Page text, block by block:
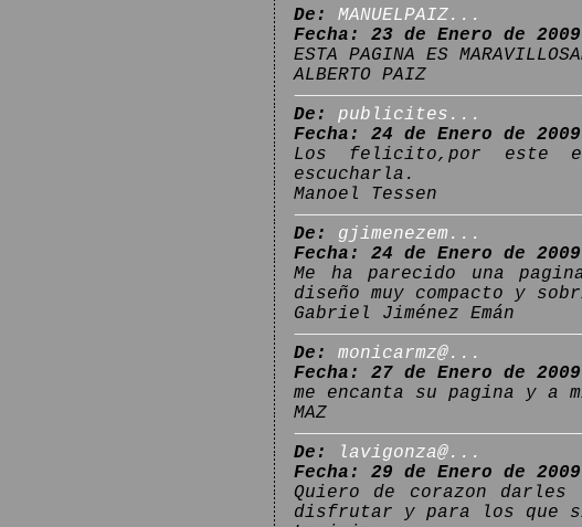
De:
MANUELPAIZ...
Fecha: 23 de Enero de 2009
ESTA PAGINA ES
ALBERTO PAIZ
De:
publicites...
Fecha: 24 de Enero de 2009
Los felicito,por este
escucharla.
Manoel Tessen
De:
gjimenezem...
Fecha: 24 de Enero de 2009
Me ha parecido una
diseño muy compacto y
Gabriel Jiménez Emán
De:
monicarmz@...
Fecha: 27 de Enero de 2009
me encanta su pagina y a
MAZ
De:
lavigonza@...
Fecha: 29 de Enero de 2009
Quiero de corazon
disfrutar y para los que si